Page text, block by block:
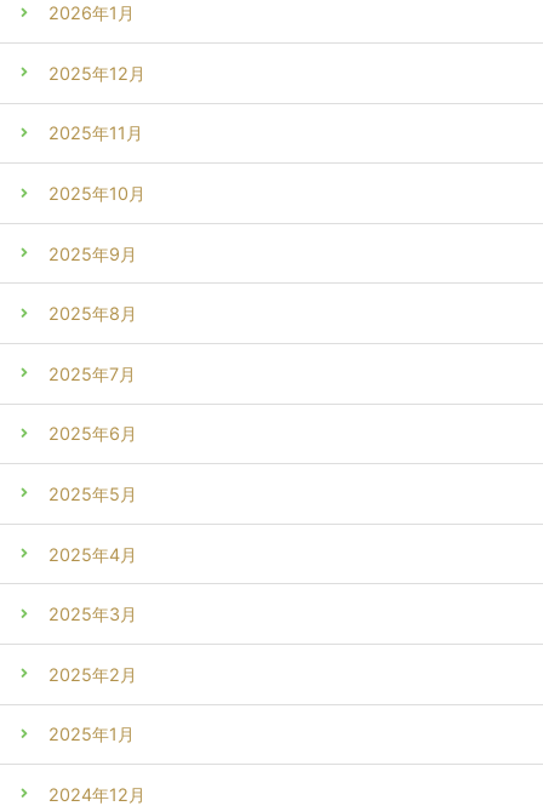
2026年1月
2025年12月
2025年11月
2025年10月
2025年9月
2025年8月
2025年7月
2025年6月
2025年5月
2025年4月
2025年3月
2025年2月
2025年1月
2024年12月